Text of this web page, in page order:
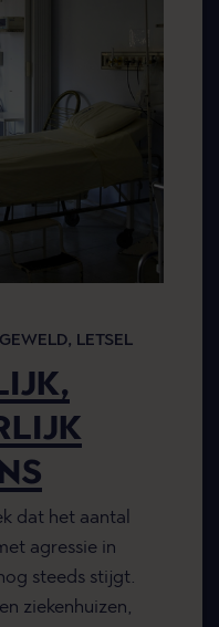
GEWELD, LETSEL
dat het aantal
agressie in
steeds stijgt.
ziekenhuizen,